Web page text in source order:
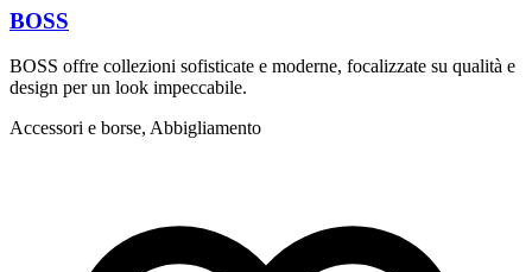
BOSS
BOSS offre collezioni sofisticate e moderne, focalizzate su qualità e
design per un look impeccabile.
Accessori e borse, Abbigliamento